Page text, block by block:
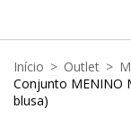
Início > Outlet >
Conjunto MENINO
blusa)